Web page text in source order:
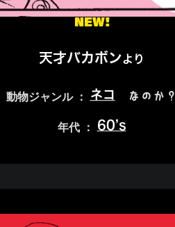
NEW!
天才バカボンより
動物ジャンル ： ネコ なのか？
年代 ： 60’s